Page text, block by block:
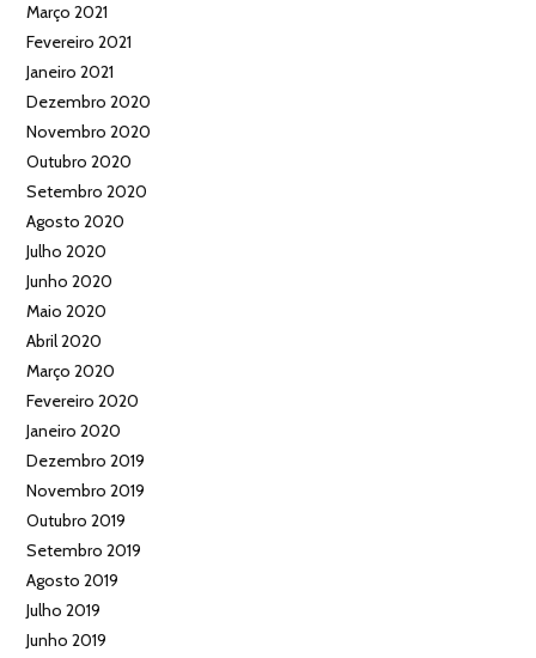
Março 2021
Fevereiro 2021
Janeiro 2021
Dezembro 2020
Novembro 2020
Outubro 2020
Setembro 2020
Agosto 2020
Julho 2020
Junho 2020
Maio 2020
Abril 2020
Março 2020
Fevereiro 2020
Janeiro 2020
Dezembro 2019
Novembro 2019
Outubro 2019
Setembro 2019
Agosto 2019
Julho 2019
Junho 2019